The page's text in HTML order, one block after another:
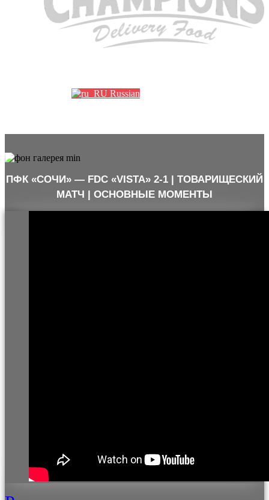
Russian
ПФК «СОЧИ» — FDC «VISTA» 2-1 | ТОВАРИЩЕСКИЙ
МАТЧ | ОСНОВНЫЕ МОМЕНТЫ